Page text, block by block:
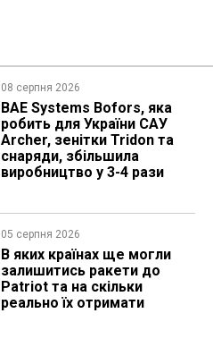
08 серпня 2026
BAE Systems Bofors, яка
робить для України САУ
Archer, зенітки Tridon та
снаряди, збільшила
виробництво у 3-4 рази
05 серпня 2026
В яких країнах ще могли
залишитись ракети до
Patriot та на скільки
реально їх отримати